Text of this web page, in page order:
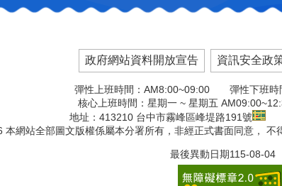
政府網站資料開放宣告 資訊安全政
彈性上班時間：AM8:00~09:00 彈性下班時
核心上班時間：星期一 ~ 星期五
地址：413210 台中市霧峰區峰堤路191號
本網站全部圖文版權係屬本分署所有，非經正式書面同意， 不
最後異動日期115-08-04